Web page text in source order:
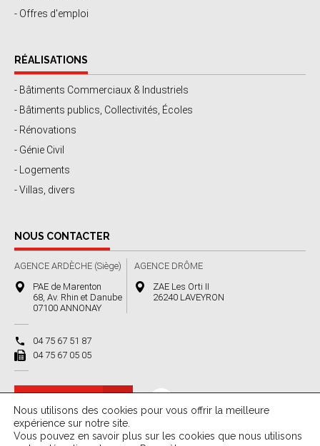
- Offres d'emploi
RÉALISATIONS
- Bâtiments Commerciaux & Industriels
- Bâtiments publics, Collectivités, Écoles
- Rénovations
- Génie Civil
- Logements
- Villas, divers
NOUS CONTACTER
AGENCE ARDÈCHE (Siège)
PAE de Marenton
68, Av. Rhin et Danube
07100 ANNONAY
04 75 67 51 87
04 75 67 05 05
AGENCE DRÔME
ZAE Les Orti II
26240 LAVEYRON
Nous utilisons des cookies pour vous offrir la meilleure
expérience sur notre site.
Vous pouvez en savoir plus sur les cookies que nous utilisons